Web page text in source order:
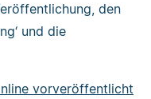
den
und die
vorveröffentlicht